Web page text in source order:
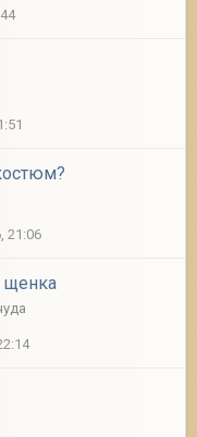
21:06
щенка